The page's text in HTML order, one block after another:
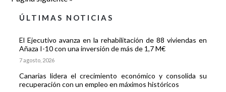
ÚLTIMAS NOTICIAS
El Ejecutivo avanza en la rehabilitación de 88 viviendas en
Añaza I-10 con una inversión de más de 1,7 M€
7 agosto, 2026
Canarias lidera el crecimiento económico y consolida su
recuperación con un empleo en máximos históricos